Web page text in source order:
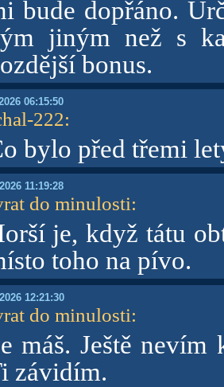
bude dopřáno.
jiným než s
bonus.
06:15:50
222:
bylo před třemi
11:19:28
do minulosti:
je, když tátu
toho na pívo.
12:21:30
do minulosti:
máš. Ještě
závidím.